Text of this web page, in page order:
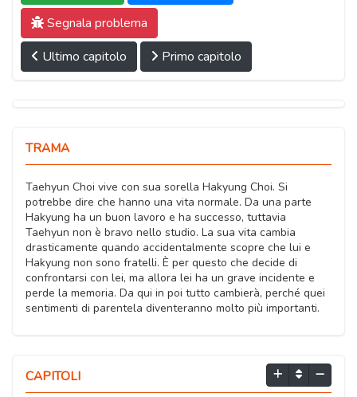
Segnala problema
Ultimo capitolo
Primo capitolo
TRAMA
Taehyun Choi vive con sua sorella Hakyung Choi. Si
potrebbe dire che hanno una vita normale. Da una parte
Hakyung ha un buon lavoro e ha successo, tuttavia
Taehyun non è bravo nello studio. La sua vita cambia
drasticamente quando accidentalmente scopre che lui e
Hakyung non sono fratelli. È per questo che decide di
confrontarsi con lei, ma allora lei ha un grave incidente e
perde la memoria. Da qui in poi tutto cambierà, perché quei
sentimenti di parentela diventeranno molto più importanti.
CAPITOLI